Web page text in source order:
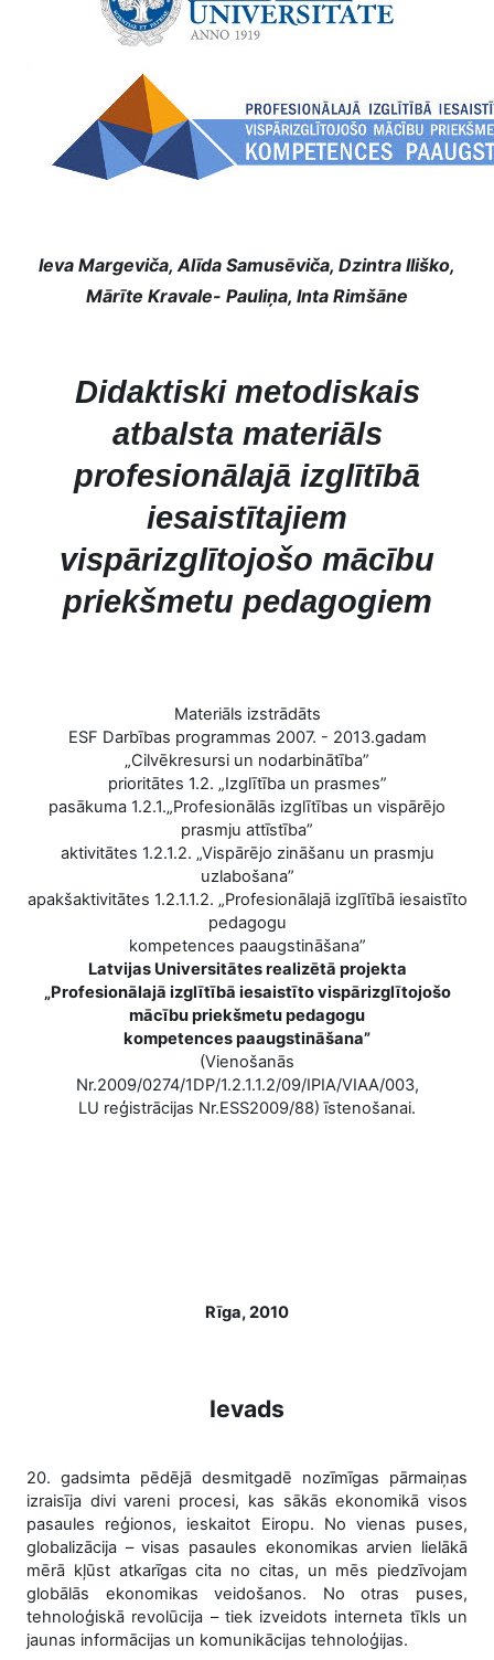
Ieva Margeviča, Alīda Samusēviča, Dzintra Iliško,
Mārīte Kravale- Pauliņa, Inta Rimšāne
Didaktiski metodiskais
atbalsta materiāls
profesionālajā izglītībā
iesaistītajiem
vispārizglītojošo mācību
priekšmetu pedagogiem
Materiāls izstrādāts
ESF Darbības programmas 2007. - 2013.gadam
„Cilvēkresursi un nodarbinātība”
prioritātes 1.2. „Izglītība un prasmes”
pasākuma 1.2.1.„Profesionālās izglītības un vispārējo
prasmju attīstība”
aktivitātes 1.2.1.2. „Vispārējo zināšanu un prasmju
uzlabošana”
apakšaktivitātes 1.2.1.1.2. „Profesionālajā izglītībā iesaistīto
pedagogu
kompetences paaugstināšana”
Latvijas Universitātes realizētā projekta
„Profesionālajā izglītībā iesaistīto vispārizglītojošo
mācību priekšmetu pedagogu
kompetences paaugstināšana”
(Vienošanās
Nr.2009/0274/1DP/1.2.1.1.2/09/IPIA/VIAA/003,
LU reģistrācijas Nr.ESS2009/88) īstenošanai.
Rīga, 2010
Ievads
20. gadsimta pēdējā desmitgadē nozīmīgas pārmaiņas
izraisīja divi vareni procesi, kas sākās ekonomikā visos
pasaules reģionos, ieskaitot Eiropu. No vienas puses,
globalizācija – visas pasaules ekonomikas arvien lielākā
mērā kļūst atkarīgas cita no citas, un mēs piedzīvojam
globālās ekonomikas veidošanos. No otras puses,
tehnoloģiskā revolūcija – tiek izveidots interneta tīkls un
jaunas informācijas un komunikācijas tehnoloģijas.